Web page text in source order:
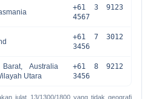
+61 3 9123
4567
+61 7 3012
3456
Australia
Utara
+61 8 9212
3456
julat 13/1300/1800 yang tidak geografi